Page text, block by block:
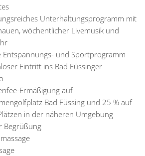
Unterhaltungsprogramm mit
wöchentlicher Livemusik und
Entspannungs- und Sportprogramm
Eintritt ins Bad Füssinger
Ermäßigung auf
Bad Füssing und 25 % auf
in der näheren Umgebung
Begrüßung